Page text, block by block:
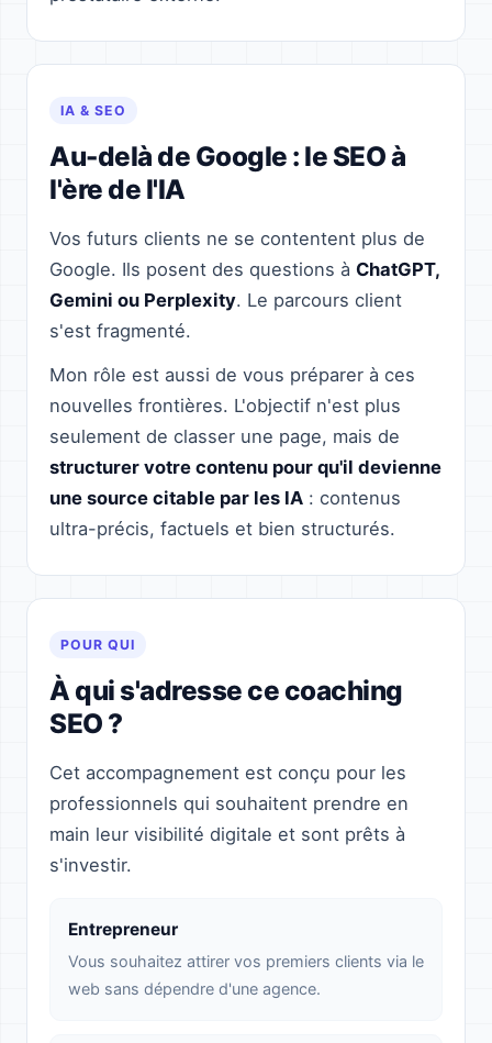
IA & SEO
Au-delà de Google : le SEO à
l'ère de l'IA
Vos futurs clients ne se contentent plus de
Google. Ils posent des questions à ChatGPT,
Gemini ou Perplexity. Le parcours client
s'est fragmenté.
Mon rôle est aussi de vous préparer à ces
nouvelles frontières. L'objectif n'est plus
seulement de classer une page, mais de
structurer votre contenu pour qu'il devienne
une source citable par les IA : contenus
ultra-précis, factuels et bien structurés.
POUR QUI
À qui s'adresse ce coaching
SEO ?
Cet accompagnement est conçu pour les
professionnels qui souhaitent prendre en
main leur visibilité digitale et sont prêts à
s'investir.
Entrepreneur
Vous souhaitez attirer vos premiers clients via le
web sans dépendre d'une agence.